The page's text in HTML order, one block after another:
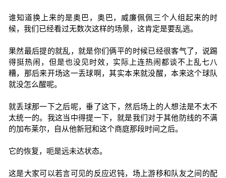
谁知道换上来的是奥巴，奥巴，威廉佩佩三个人组起来的时
候，我们已经看过无数次这样的场景，这肯定是要乱逃。
果然最后提的就乱，就是你们俩平的时候已经很客气了，说踢
得挺热闹，但是也没见时效，实际上连热闹都谈不上乱七八
糟，那后来开场这一丢球啊，其实本来就没醒，本来这个球队
就没怎么醒呢。
就丢球那一下之后呢，垂了这下，然后场上的人想法是不太不
太统一的。我这当中得提一下，就是我们对于其他防线的不满
的加布莱尔，自从他新冠和这个商庭那段时间之后。
它的恢复，呃是远未达状态。
这是大家可以若言可见的反应迟钝，场上游移和队友之间的配